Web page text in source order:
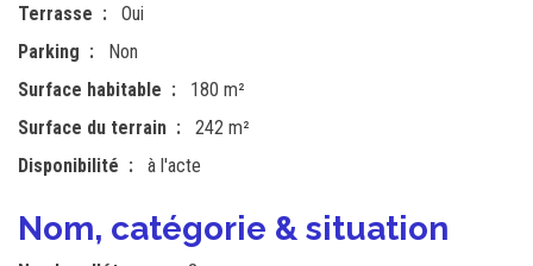
Terrasse
Oui
Parking
Non
Surface habitable
180 m²
Surface du terrain
242 m²
Disponibilité
à l'acte
Nom, catégorie & situation